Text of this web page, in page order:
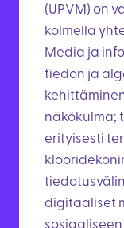
(UPVM) on
kolmella
Media ja
tiedon ja
näkökulma;
erityisesti
digitaaliset